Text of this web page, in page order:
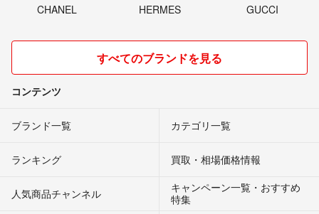
CHANEL HERMES GUCCI
すべてのブランドを見る
コンテンツ
ブランド一覧 カテゴリ一覧
ランキング 買取・相場価格情報
人気商品チャンネル
キャンペーン一覧・おすすめ
特集